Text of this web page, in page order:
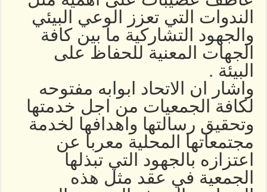
الندوات التي تعزز الوعي البيئي
والجهود التشاركية ما بين كافة
الجهات المعنية للحفاظ على
البيئة .
واشار ان الاتحاد ابوابه مفتوحه
لكافة الجمعيات من اجل خدمتها
وتحقيق رسالتها واهدافها لخدمة
مجتمعاتها المحلية معربا عن
اعتزازه بالجهود التي تبذلها
الجمعية في عقد مثل هذه